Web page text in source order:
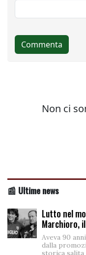
📰 Ultime news
Lutto nel
Marchioro,
Aveva 90
dalla
storica salita